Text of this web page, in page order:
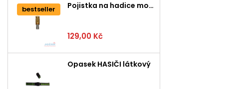
bestseller Pojistka na hadice mosazná
129,00 Kč
Opasek HASIČI látkový